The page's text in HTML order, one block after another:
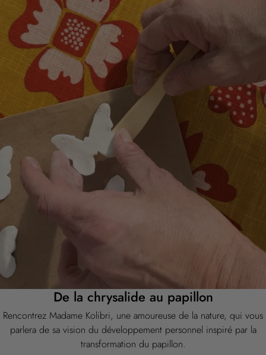
De la chrysalide au papillon
Rencontrez Madame Kolibri, une amoureuse de la nature, qui vous
parlera de sa vision du développement personnel inspiré par la
transformation du papillon.